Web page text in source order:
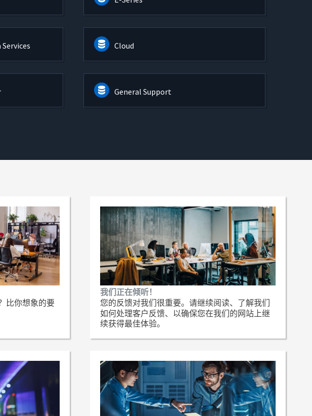
Cloud
General Support
比你想象的要
我们正在倾听！
您的反馈对我们很重要。请继续阅读、了解我们
如何处理客户反馈、以确保您在我们的网站上继
续获得最佳体验。